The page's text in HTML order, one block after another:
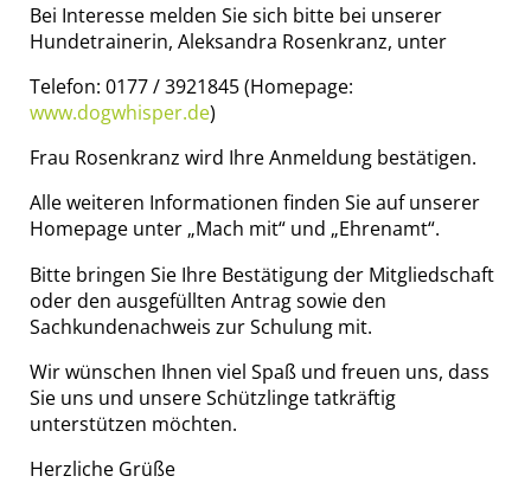
Bei Interesse melden Sie sich bitte bei unserer
Hundetrainerin, Aleksandra Rosenkranz, unter
Telefon: 0177 / 3921845 (Homepage:
www.dogwhisper.de)
Frau Rosenkranz wird Ihre Anmeldung bestätigen.
Alle weiteren Informationen finden Sie auf unserer
Homepage unter „Mach mit“ und „Ehrenamt“.
Bitte bringen Sie Ihre Bestätigung der Mitgliedschaft
oder den ausgefüllten Antrag sowie den
Sachkundenachweis zur Schulung mit.
Wir wünschen Ihnen viel Spaß und freuen uns, dass
Sie uns und unsere Schützlinge tatkräftig
unterstützen möchten.
Herzliche Grüße